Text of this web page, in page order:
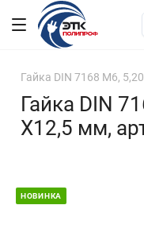
Гайка DIN 7168 М6,
Гайка DIN
X12,5 мм,
НОВИНКА